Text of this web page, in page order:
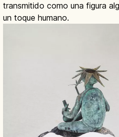
transmitido como una figura
un toque humano.